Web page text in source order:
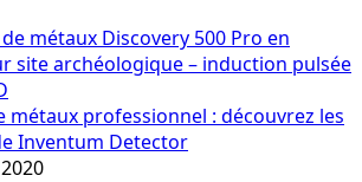
métaux professionnel : découvrez les
Inventum Detector